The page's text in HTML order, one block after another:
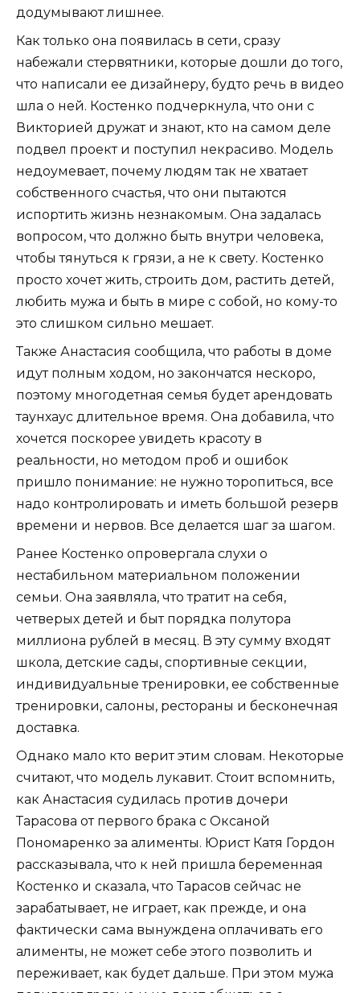
додумывают лишнее.
Как только она появилась в сети, сразу
набежали стервятники, которые дошли до того,
что написали ее дизайнеру, будто речь в видео
шла о ней. Костенко подчеркнула, что они с
Викторией дружат и знают, кто на самом деле
подвел проект и поступил некрасиво. Модель
недоумевает, почему людям так не хватает
собственного счастья, что они пытаются
испортить жизнь незнакомым. Она задалась
вопросом, что должно быть внутри человека,
чтобы тянуться к грязи, а не к свету. Костенко
просто хочет жить, строить дом, растить детей,
любить мужа и быть в мире с собой, но кому-то
это слишком сильно мешает.
Также Анастасия сообщила, что работы в доме
идут полным ходом, но закончатся нескоро,
поэтому многодетная семья будет арендовать
таунхаус длительное время. Она добавила, что
хочется поскорее увидеть красоту в
реальности, но методом проб и ошибок
пришло понимание: не нужно торопиться, все
надо контролировать и иметь большой резерв
времени и нервов. Все делается шаг за шагом.
Ранее Костенко опровергала слухи о
нестабильном материальном положении
семьи. Она заявляла, что тратит на себя,
четверых детей и быт порядка полутора
миллиона рублей в месяц. В эту сумму входят
школа, детские сады, спортивные секции,
индивидуальные тренировки, ее собственные
тренировки, салоны, рестораны и бесконечная
доставка.
Однако мало кто верит этим словам. Некоторые
считают, что модель лукавит. Стоит вспомнить,
как Анастасия судилась против дочери
Тарасова от первого брака с Оксаной
Пономаренко за алименты. Юрист Катя Гордон
рассказывала, что к ней пришла беременная
Костенко и сказала, что Тарасов сейчас не
зарабатывает, не играет, как прежде, и она
фактически сама вынуждена оплачивать его
алименты, не может себе этого позволить и
переживает, как будет дальше. При этом мужа